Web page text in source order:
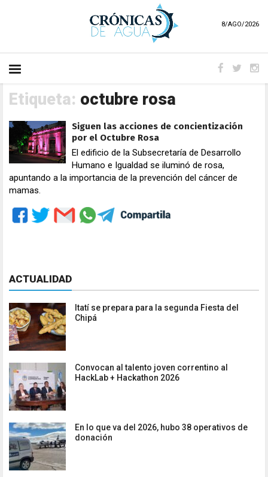
8/AGO/2026
Etiqueta: octubre rosa
Siguen las acciones de concientización
por el Octubre Rosa
El edificio de la Subsecretaría de Desarrollo
Humano e Igualdad se iluminó de rosa,
apuntando a la importancia de la prevención del cáncer de
mamas.
ACTUALIDAD
Itatí se prepara para la segunda Fiesta del
Chipá
Convocan al talento joven correntino al
HackLab + Hackathon 2026
En lo que va del 2026, hubo 38 operativos de
donación